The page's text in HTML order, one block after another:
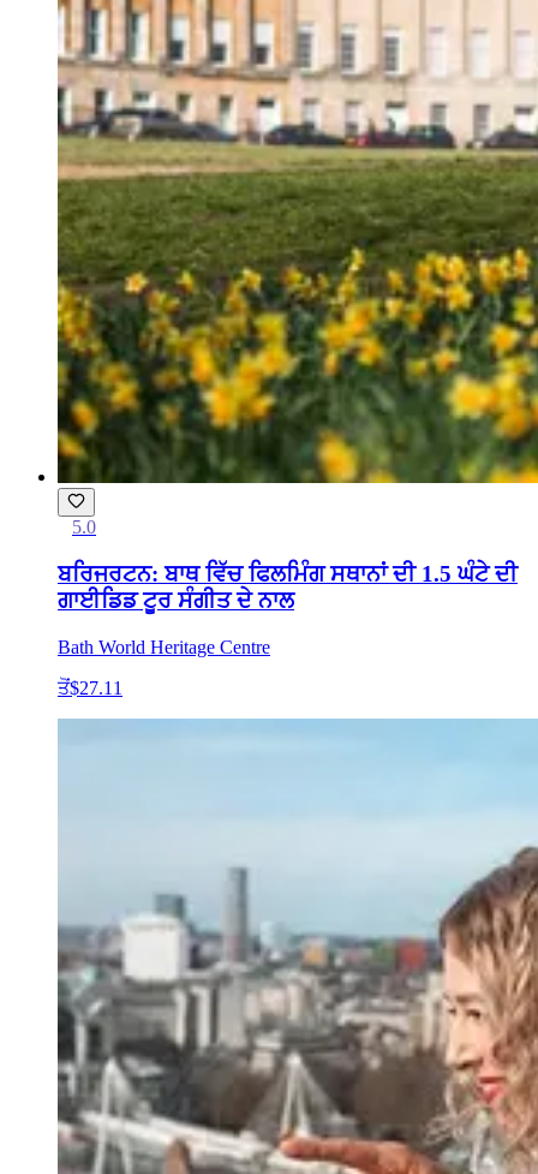
5.0
ਬਰਿਜਰਟਨ: ਬਾਥ ਵਿੱਚ ਫਿਲਮਿੰਗ ਸਥਾਨਾਂ ਦੀ 1.5 ਘੰਟੇ ਦੀ
ਗਾਈਡਿਡ ਟੂਰ ਸੰਗੀਤ ਦੇ ਨਾਲ
Bath World Heritage Centre
ਤੋਂ$27.11